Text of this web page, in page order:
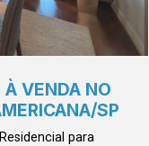
VENDA NO
SP
Residencial para